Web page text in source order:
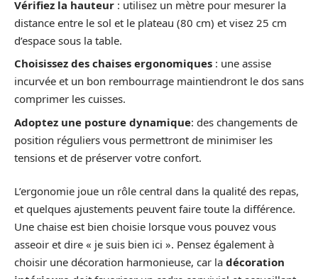
Vérifiez la hauteur : utilisez un mètre pour mesurer la
distance entre le sol et le plateau (80 cm) et visez 25 cm
d’espace sous la table.
Choisissez des chaises ergonomiques : une assise
incurvée et un bon rembourrage maintiendront le dos sans
comprimer les cuisses.
Adoptez une posture dynamique: des changements de
position réguliers vous permettront de minimiser les
tensions et de préserver votre confort.
L’ergonomie joue un rôle central dans la qualité des repas,
et quelques ajustements peuvent faire toute la différence.
Une chaise est bien choisie lorsque vous pouvez vous
asseoir et dire « je suis bien ici ». Pensez également à
choisir une décoration harmonieuse, car la décoration